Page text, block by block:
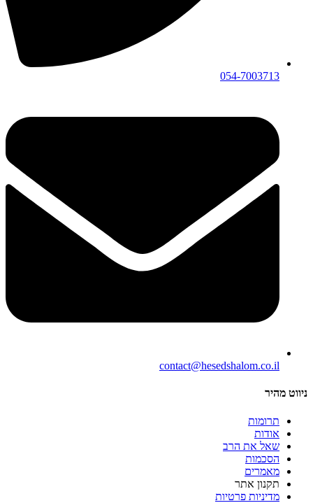
054-7003713
contact@hesedshalom.co.il
ניווט מהיר
תרומות
אודות
שאל את הרב
הסכמות
מאמרים
תקנון אתר
מדיניות פרטיות